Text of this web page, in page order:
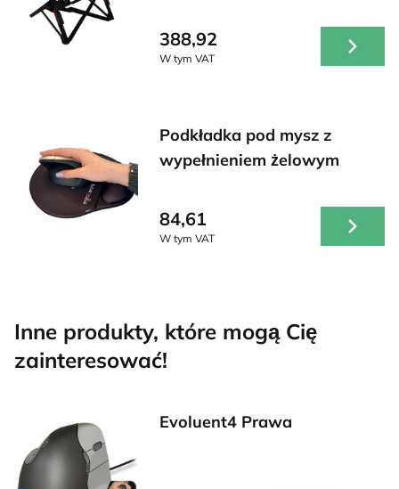
388,92
W tym VAT
Podkładka pod mysz z
wypełnieniem żelowym
84,61
W tym VAT
Inne produkty, które mogą Cię
zainteresować!
Evoluent4 Prawa